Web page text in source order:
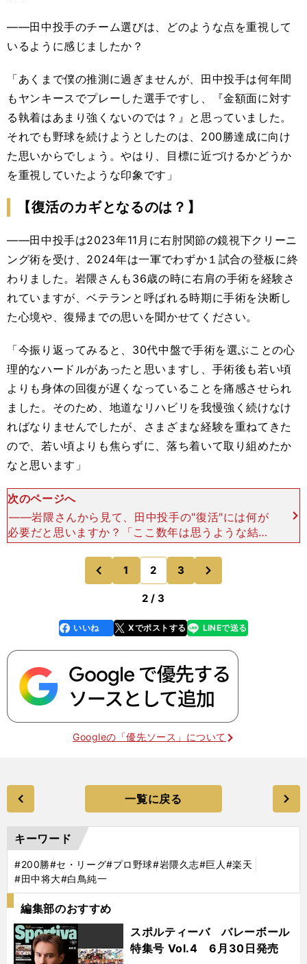
――田中投手のチーム選びは、どのような点を重視して
いるように感じましたか？
「あくまで僕の推測に過ぎませんが、田中投手は何年間
もヤンキースでプレーした選手ですし、『金額面に対す
る執着はあまり強くないのでは？』と思っていました。
それでも野球を続けようとしたのは、200勝達成に向け
た思いからでしょう。やはり、目標に近づけるかどうか
を重視していたような印象です」
【復活のカギとなるのは？】
――田中投手は2023年11月に右肘関節の鏡視下クリーニ
ング術を受け、2024年は一軍でわずか１試合の登板に終
わりました。岩隈さんも36歳の時に右肩の手術を経験さ
れていますが、ベテランと呼ばれる時期に手術を決断し
た心境や、復帰までの思いを聞かせてください。
「今振り返ってみると、30代中盤で手術を選ぶことの心
理的なハードルがあったと思いますし、手術後も若い頃
よりも身体の回復が遅くなっていることを痛感させられ
ました。そのため、地道なリハビリを我慢強く続けなけ
ればなりませんでしたが、さまざまな経験を重ねてきた
ので、若い頃よりも焦らずに、落ち着いて取り組めたか
なと思います」
次のページへ
――岩隈さんから見て、田中投手の"復活"には何が
必要だと思いますか？「ここ数年は思うような結果
が出せずに、不本意なシーズンを過ごしていたかも
しれません。その要因のひとつは、ボールのキレが
落ちたことに
前
のページへ
1 2 3
2 / 3
faceboo
k
いいね Xでポストする
line LINEで送る
Googleの「優先ソース」について
一覧に戻る
キーワード
#200勝#セ・リーグ#プロ野球#岩隈久志#巨人 #楽天
#田中将大#白鳥純一
編集部のおすすめ
スポルティーバ バレーボール
特集号 Vol.4 6月30日発売